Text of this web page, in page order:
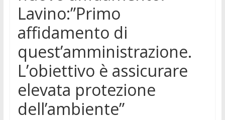
Lavino:”Primo
affidamento di
quest’amministrazione.
L’obiettivo è assicurare
elevata protezione
dell’ambiente”